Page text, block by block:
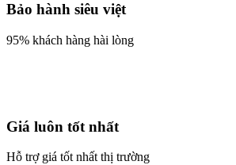
Bảo hành siêu việt
95% khách hàng hài lòng
Giá luôn tốt nhất
Hỗ trợ giá tốt nhất thị trường